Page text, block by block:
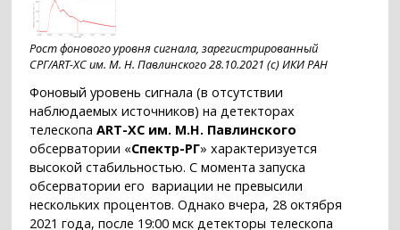
Рост фонового уровня сигнала, зарегистрированный
СРГ/ART-XC им. М. Н. Павлинского 28.10.2021 (с) ИКИ РАН
Фоновый уровень сигнала (в отсутствии
наблюдаемых источников) на детекторах
телескопаART-XC им. М.Н. Павлинского
обсерватории «Спектр-РГ» характеризуется
высокой стабильностью. С момента запуска
обсерватории его вариации не превысили
нескольких процентов. Однако вчера, 28 октября
2021 года, после 19:00 мск детекторы телескопа